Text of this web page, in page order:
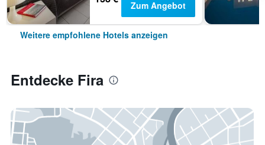
Zum Angebot
Weitere empfohlene Hotels anzeigen
Entdecke Fira